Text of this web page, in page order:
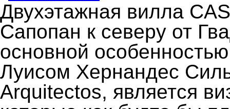
Двухэтажная вилла
Сапопан к северу от
основной
Луисом Хернандес
Arquitectos, является